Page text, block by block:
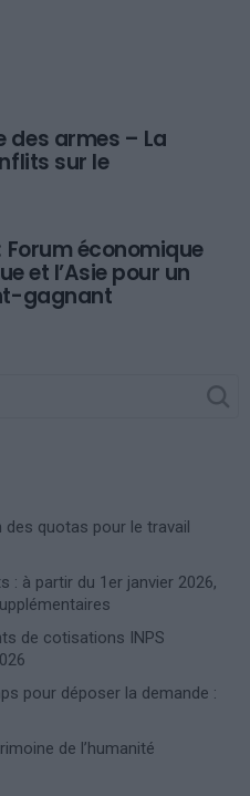
des armes – La
sur le
Forum économique
et l’Asie pour un
gagnant
des quotas pour le travail
: à partir du 1er janvier 2026,
de cotisations INPS
pour déposer la demande :
de l’humanité